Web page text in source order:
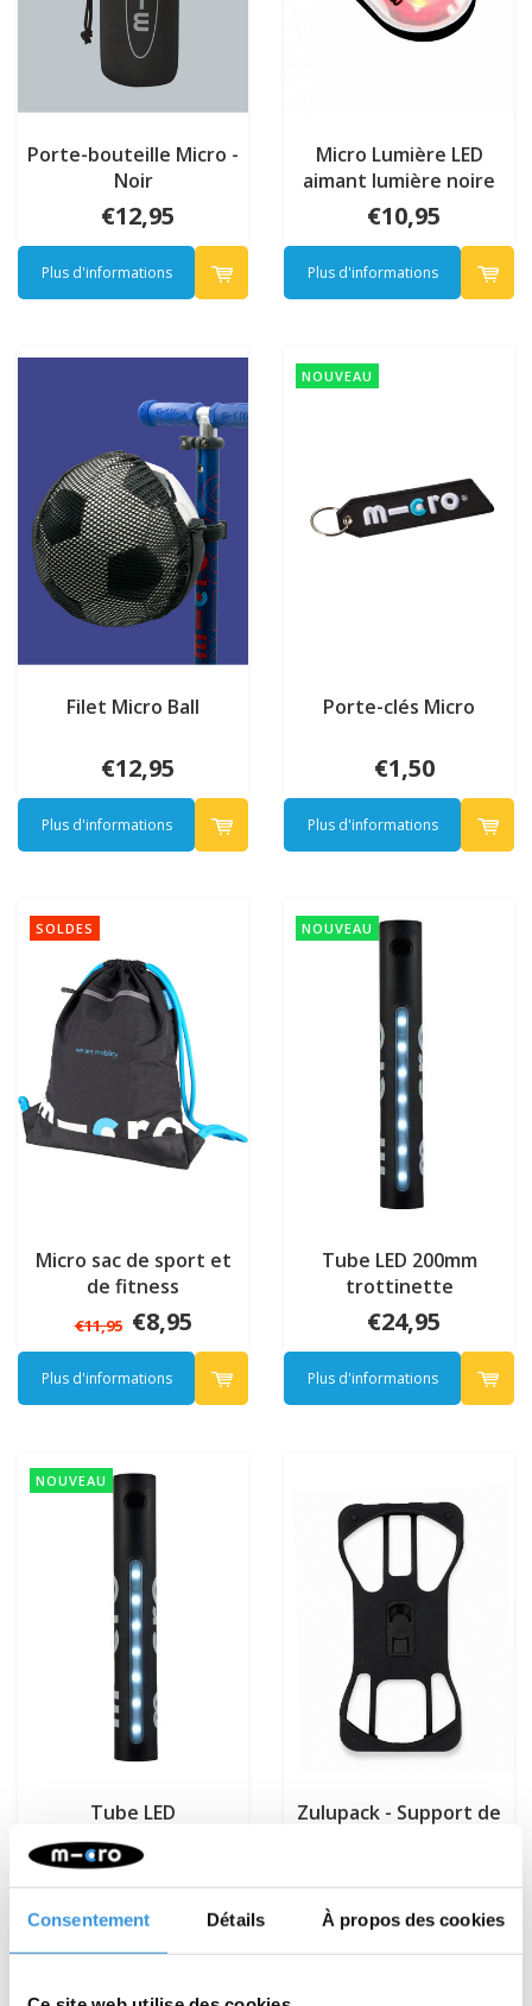
Consentement Détails À propos des cookies
Porte-bouteille Micro -
Noir
€12,95
Plus d'informations
Micro Lumière LED
aimant lumière noire
€10,95
Plus d'informations
Filet Micro Ball
€12,95
Plus d'informations
NOUVEAU
Porte-clés Micro
€1,50
Plus d'informations
SOLDES
Micro sac de sport et
de fitness
€11,95 €8,95
Plus d'informations
NOUVEAU
Tube LED 200mm
trottinette
€24,95
Plus d'informations
NOUVEAU
Tube LED
Sprite/Speed/Rocket/Flex
€24,95
Plus d'informations
Zulupack - Support de
Plus d'informations